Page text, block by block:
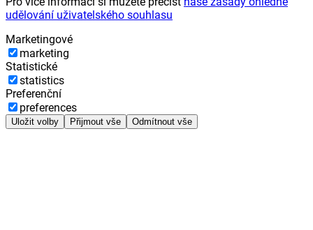
udělování uživatelského souhlasu
Marketingové
marketing
Statistické
statistics
Preferenční
preferences
Uložit volby Přijmout vše Odmítnout vše